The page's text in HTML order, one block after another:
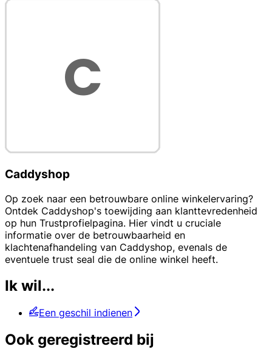
Caddyshop
Op zoek naar een betrouwbare online winkelervaring?
Ontdek Caddyshop's toewijding aan klanttevredenheid
op hun Trustprofielpagina. Hier vindt u cruciale
informatie over de betrouwbaarheid en
klachtenafhandeling van Caddyshop, evenals de
eventuele trust seal die de online winkel heeft.
Ik wil...
Een geschil indienen
Ook geregistreerd bij